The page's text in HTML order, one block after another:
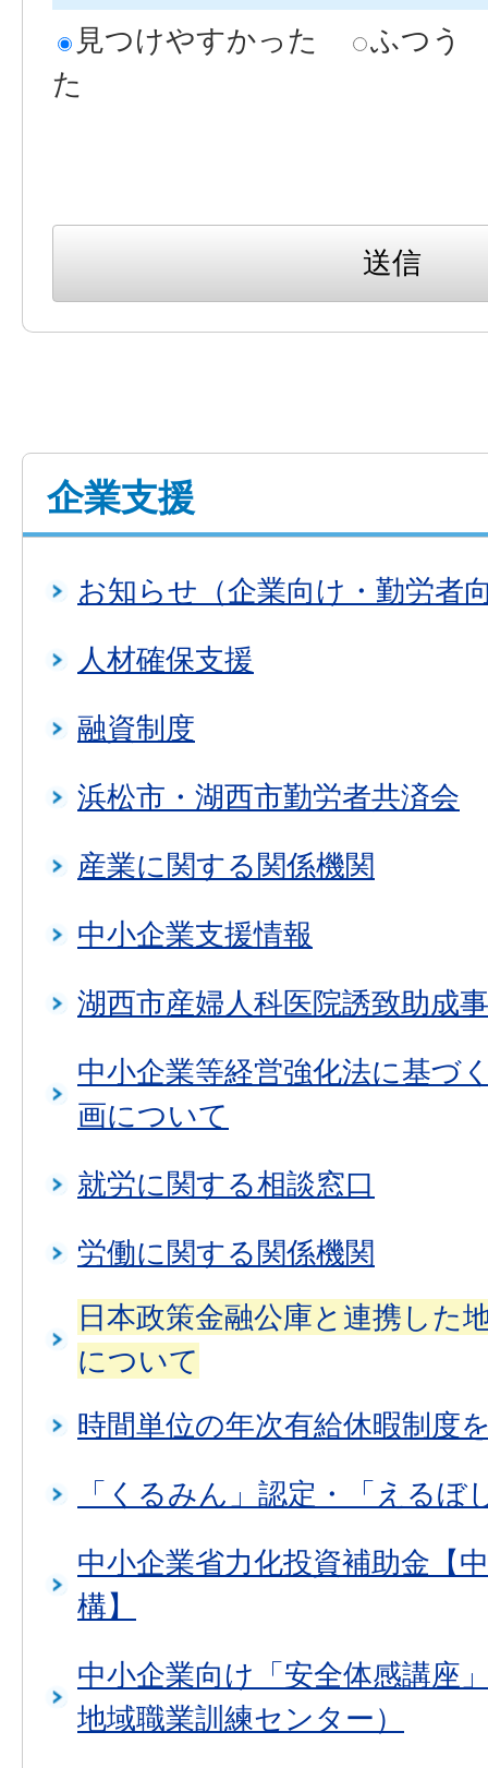
見つけやすかった
ふつう
た
企業支援
お知らせ（企業向け・勤労者
人材確保支援
融資制度
浜松市・湖西市勤労者共済会
産業に関する関係機関
中小企業支援情報
湖西市産婦人科医院誘致助成
中小企業等経営強化法に基づ
画について
就労に関する相談窓口
労働に関する関係機関
日本政策金融公庫と連携した
について
時間単位の年次有給休暇制度
「くるみん」認定・「えるぼ
中小企業省力化投資補助金【
構】
中小企業向け「安全体感講座
地域職業訓練センター）